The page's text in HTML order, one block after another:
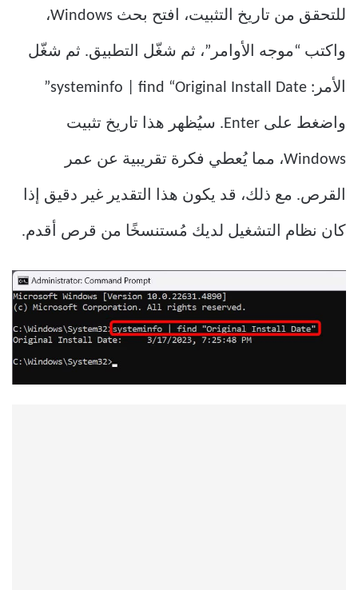
للتحقق من تاريخ التثبيت، افتح بحث Windows،
واكتب “موجه الأوامر”، ثم شغّل التطبيق. ثم شغّل
الأمر: systeminfo | find “Original Install Date”
واضغط على Enter. سيُظهر هذا تاريخ تثبيت
Windows، مما يُعطي فكرة تقريبية عن عمر
القرص. مع ذلك، قد يكون هذا التقدير غير دقيق إذا
كان نظام التشغيل لديك مُستنسخًا من قرص أقدم.